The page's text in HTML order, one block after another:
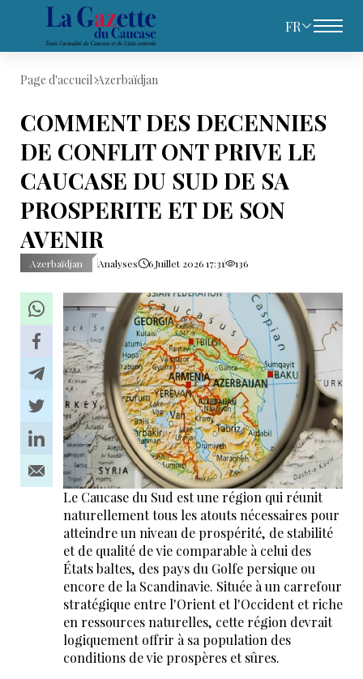
FR
Page d'accueil Azerbaïdjan
COMMENT DES DECENNIES
DE CONFLIT ONT PRIVE LE
CAUCASE DU SUD DE SA
PROSPERITE ET DE SON
AVENIR
Azerbaïdjan Analyses 6 Juillet 2026 17:31 136
Le Caucase du Sud est une région qui réunit
naturellement tous les atouts nécessaires pour
atteindre un niveau de prospérité, de stabilité
et de qualité de vie comparable à celui des
États baltes, des pays du Golfe persique ou
encore de la Scandinavie. Située à un carrefour
stratégique entre l'Orient et l'Occident et riche
en ressources naturelles, cette région devrait
logiquement offrir à sa population des
conditions de vie prospères et sûres.